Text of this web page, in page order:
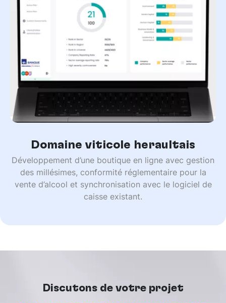
Domaine viticole héraultais
Développement d’une boutique en ligne avec gestion
des millésimes, conformité réglementaire pour la
vente d’alcool et synchronisation avec le logiciel de
caisse existant.
Discutons de votre projet